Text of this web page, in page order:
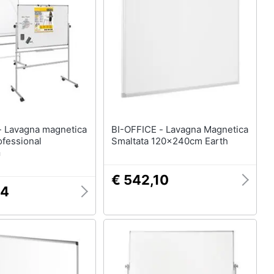
Bambola
Carillon
Peluche
Palestrina
Vedi tutti
BI-OFFICE - Lavagna Magnetica
Smaltata 120x240cm Earth
€ 542,10